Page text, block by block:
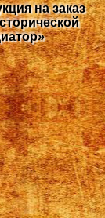
на заказ